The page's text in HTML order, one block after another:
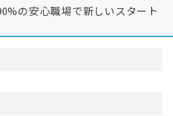
の安心職場で新しいスタート